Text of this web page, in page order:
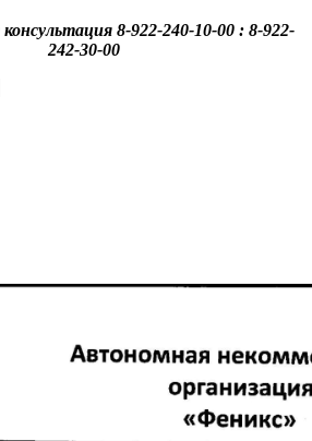
8-922-240-10-00 : 8-922-
242-30-00